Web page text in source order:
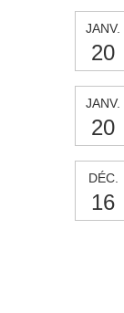
JANV.
20
JANV.
20
DÉC.
16